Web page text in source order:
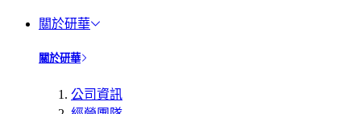
關於研華
關於研華
公司資訊